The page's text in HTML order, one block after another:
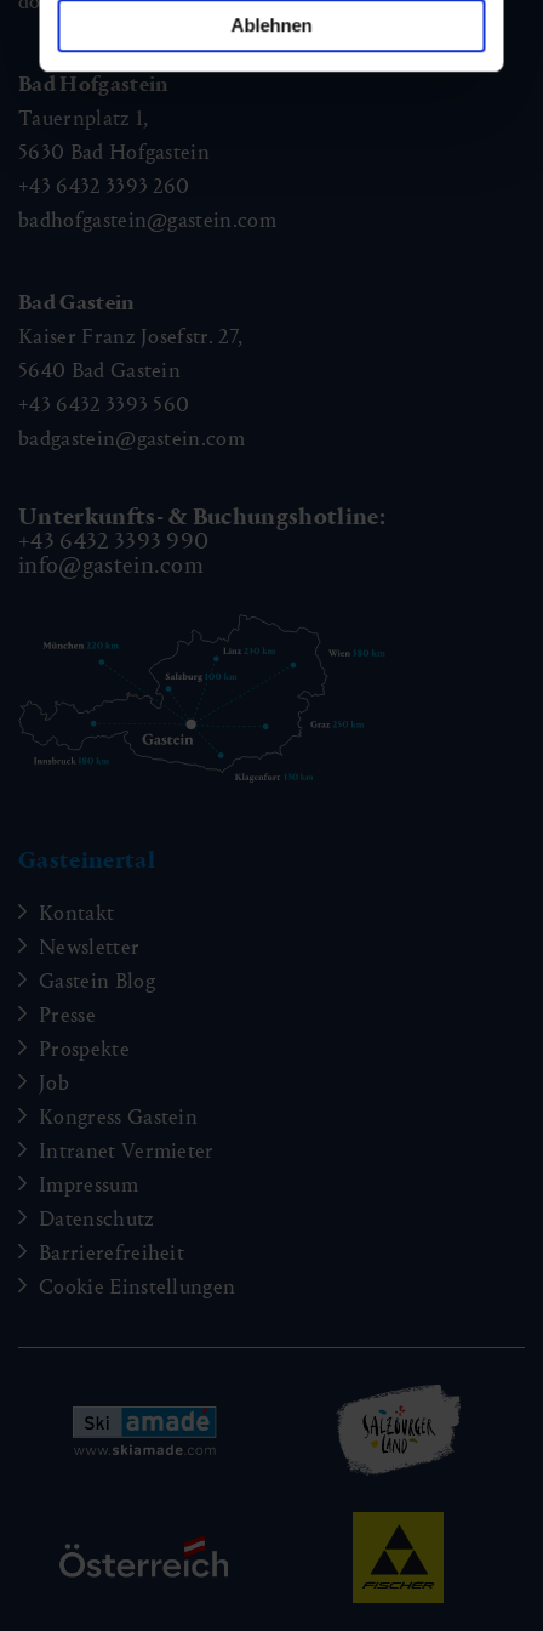
Ablehnen
Bad Hofgastein
Tauernplatz 1,
5630 Bad Hofgastein
+43 6432 3393 260
badhofgastein@gastein.com
Bad Gastein
Kaiser Franz Josefstr. 27,
5640 Bad Gastein
+43 6432 3393 560
badgastein@gastein.com
Unterkunfts- & Buchungshotline:
+43 6432 3393 990
info@gastein.com
Gasteinertal
Kontakt
Newsletter
Gastein Blog
Presse
Prospekte
Job
Kongress Gastein
Intranet Vermieter
Impressum
Datenschutz
Barrierefreiheit
Cookie Einstellungen